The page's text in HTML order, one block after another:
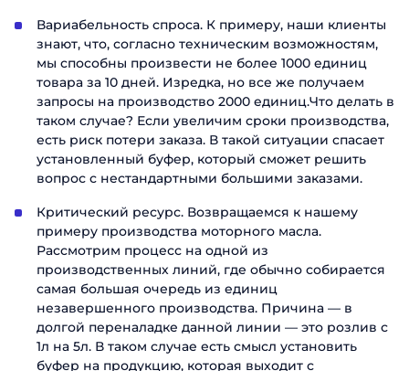
Вариабельность спроса. К примеру, наши клиенты
знают, что, согласно техническим возможностям,
мы способны произвести не более 1000 единиц
товара за 10 дней. Изредка, но все же получаем
запросы на производство 2000 единиц.Что делать в
таком случае? Если увеличим сроки производства,
есть риск потери заказа. В такой ситуации спасает
установленный буфер, который сможет решить
вопрос с нестандартными большими заказами.
Критический ресурс. Возвращаемся к нашему
примеру производства моторного масла.
Рассмотрим процесс на одной из
производственных линий, где обычно собирается
самая большая очередь из единиц
незавершенного производства. Причина — в
долгой переналадке данной линии — это розлив с
1л на 5л. В таком случае есть смысл установить
буфер на продукцию, которая выходит с